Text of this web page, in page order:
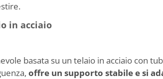
in acciaio
basata su un telaio in acciaio con
offre un supporto stabile e si